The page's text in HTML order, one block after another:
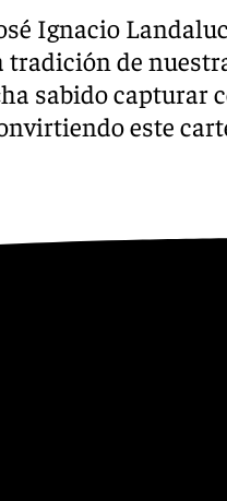
Ignacio
tradición de
sabido capturar
este
del consistorio
de la
-profesora-